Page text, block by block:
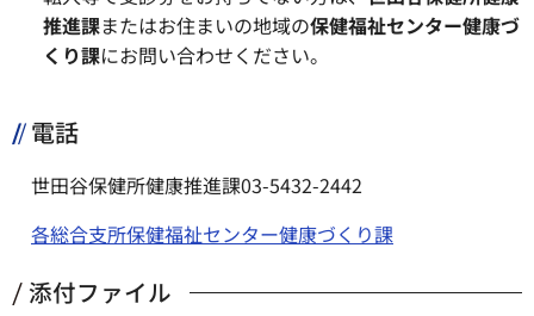
推進課またはお住まいの地域の保健福祉センター健康づ
くり課にお問い合わせください。
電話
世田谷保健所健康推進課03-5432-2442
各総合支所保健福祉センター健康づくり課
添付ファイル